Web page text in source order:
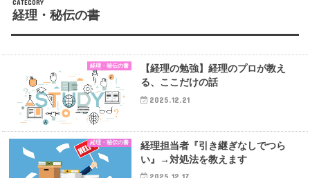
経理・秘伝の書
経理・秘伝の書
【経理の勉強】経理のプロが教え
る、ここだけの話
2025.12.21
経理・秘伝の書
経理担当者『引き継ぎなしでつら
い』→対処法を教えます
2025.12.17